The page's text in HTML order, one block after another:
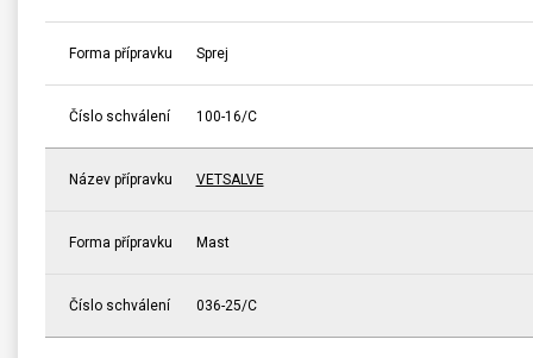
Forma přípravku Sprej
Číslo schválení 100-16/C
Název přípravku VETSALVE
Forma přípravku Mast
Číslo schválení 036-25/C